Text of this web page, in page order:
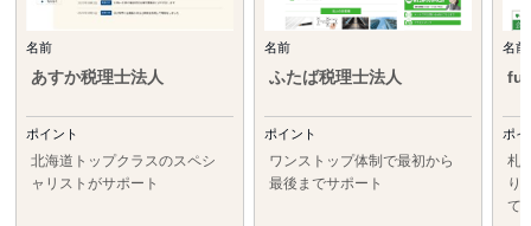
名前
あすか税理士法人
ポイント
北海道トップクラスのスペシ
ャリストがサポート
名前
ふたば税理士法人
ポイント
ワンストップ体制で最初から
最後までサポート
名前
ポイ
札
り
て